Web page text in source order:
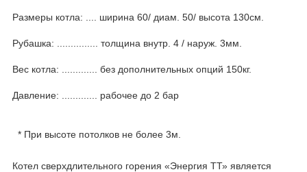
Размеры котла: .... ширина 60/ диам. 50/ высота 130см.
Рубашка: ............... толщина внутр. 4 / наруж. 3мм.
Вес котла: ............. без дополнительных опций 150кг.
Давление: ............. рабочее до 2 бар
* При высоте потолков не более 3м.
Котел сверхдлительного горения «Энергия ТТ» является